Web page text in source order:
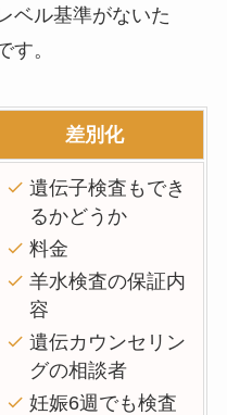
ベル基準がないた
す。
差別化
遺伝子検査もでき
るかどうか
料金
羊水検査の保証内
容
遺伝カウンセリン
グの相談者
妊娠6週でも検査